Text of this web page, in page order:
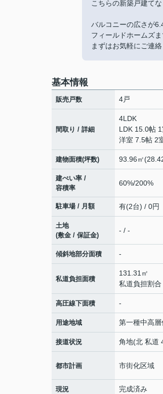
こちらの新築戸建て
バルコニーの広さが
フィールドホームズ
まずはお気軽にご連絡
基本情報
販売戸数 4戸
間取り / 詳細
4LDK
LDK 15.0帖 1
洋室 7.5帖 2
建物面積(坪数) 93.96㎡
建ぺい率 /
容積率
60%/200%
駐車場 / 月額 有(2台) / 0円
土地
(敷金 / 保証金)
- / -
傾斜地部分面積 -
私道負担面積
131.31㎡
私道負担割合
高圧線下面積 -
用途地域 第一種中高層
接道状況 角地(北 私道
都市計画 市街化区域
現況 完成済み